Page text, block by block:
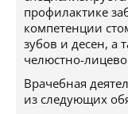
профилактике
компетенции
зубов и десен, а
челюстно-
Врачебная
из следующих